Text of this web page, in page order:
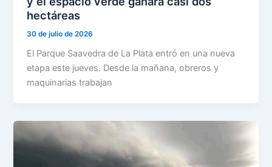
hectáreas
30 de julio de 2026
El Parque Saavedra de La Plata entró en una nueva
etapa este jueves. Desde la mañana, obreros y
maquinarias trabajan